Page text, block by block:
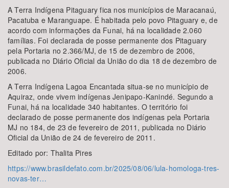
A Terra Indígena Pitaguary fica nos municípios de Maracanaú,
Pacatuba e Maranguape. É habitada pelo povo Pitaguary e, de
acordo com informações da Funai, há na localidade 2.060
famílias. Foi declarada de posse permanente dos Pitaguary
pela Portaria no 2.366/MJ, de 15 de dezembro de 2006,
publicada no Diário Oficial da União do dia 18 de dezembro de
2006.
A Terra Indígena Lagoa Encantada situa-se no município de
Aquiraz, onde vivem indígenas Jenipapo-Kanindé. Segundo a
Funai, há na localidade 340 habitantes. O território foi
declarado de posse permanente dos indígenas pela Portaria
MJ no 184, de 23 de fevereiro de 2011, publicada no Diário
Oficial da União de 24 de fevereiro de 2011.
Editado por: Thalita Pires
https://www.brasildefato.com.br/2025/08/06/lula-homologa-tres-
novas-ter…